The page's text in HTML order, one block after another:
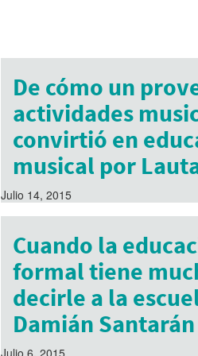
De cómo un
actividades
convirtió en
musical por
Julio 14, 2015
Cuando la
formal tiene
decirle a la
Damián Santarán
Julio 6, 2015